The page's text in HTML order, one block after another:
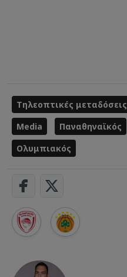
Τηλεοπτικές μεταδόσεις
Media
Παναθηναϊκός
Ολυμπιακός